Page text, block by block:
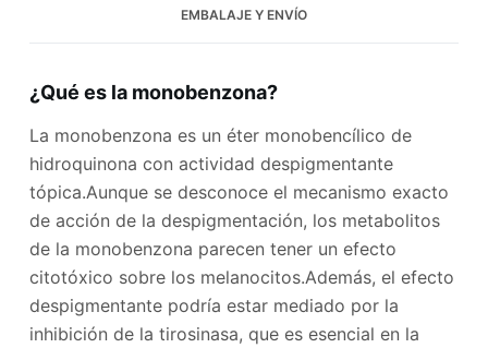
EMBALAJE Y ENVÍO
¿Qué es la monobenzona?
La monobenzona es un éter monobencílico de
hidroquinona con actividad despigmentante
tópica.Aunque se desconoce el mecanismo exacto
de acción de la despigmentación, los metabolitos
de la monobenzona parecen tener un efecto
citotóxico sobre los melanocitos.Además, el efecto
despigmentante podría estar mediado por la
inhibición de la tirosinasa, que es esencial en la